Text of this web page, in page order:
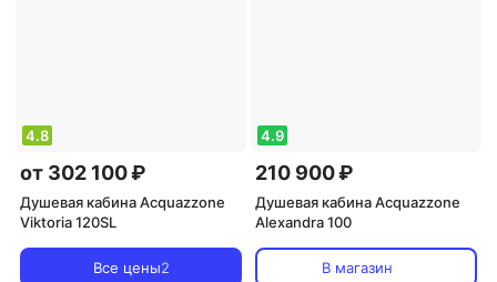
4.8
от 302 100 ₽
Душевая кабина Acquazzone
Viktoria 120SL
Все цены2
4.9
210 900 ₽
Душевая кабина Acquazzone
Alexandra 100
В магазин